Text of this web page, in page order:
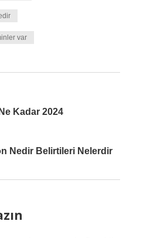
var
Kadar 2024
Nedir Belirtileri Nelerdir